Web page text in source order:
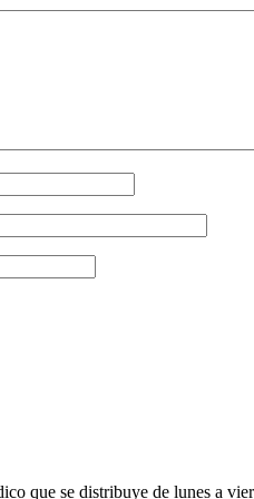
que se distribuye de lunes a